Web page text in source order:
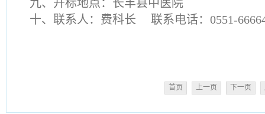
九、开标地点：长丰县中医院
十、联系人：费科长 联系电话：0551-
首页 上一页 下一页